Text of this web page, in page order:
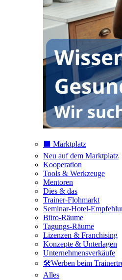
⬛️ Marktplatz
Neu auf dem Marktplatz
Kooperation
Tools & Werkzeuge
Mentoren
Dies & das
Trainer-Flohmarkt
Seminar-Hotel-
Büro-Räume
Tagungs-Räume
Lizenzen & Franchising
Konzepte & Unterlagen
Unternehmensverkäufe
🛠️Werben beim
Alles